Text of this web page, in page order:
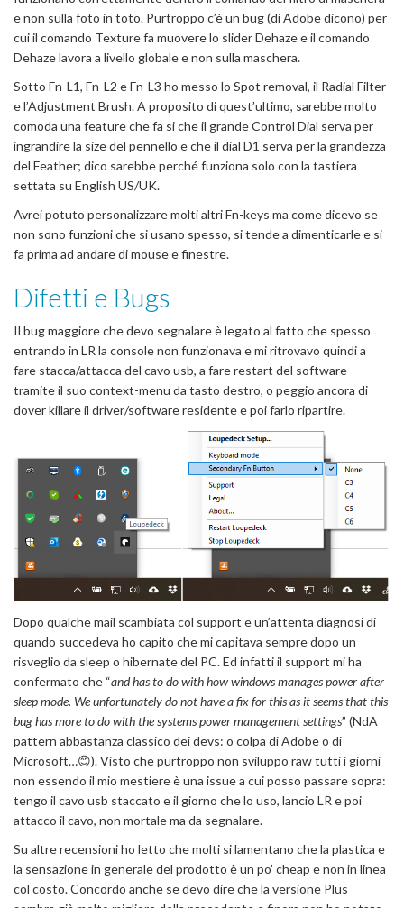
e non sulla foto in toto. Purtroppo c’è un bug (di Adobe dicono) per
cui il comando Texture fa muovere lo slider Dehaze e il comando
Dehaze lavora a livello globale e non sulla maschera.
Sotto Fn-L1, Fn-L2 e Fn-L3 ho messo lo Spot removal, il Radial Filter
e l’Adjustment Brush. A proposito di quest’ultimo, sarebbe molto
comoda una feature che fa si che il grande Control Dial serva per
ingrandire la size del pennello e che il dial D1 serva per la grandezza
del Feather; dico sarebbe perché funziona solo con la tastiera
settata su English US/UK.
Avrei potuto personalizzare molti altri Fn-keys ma come dicevo se
non sono funzioni che si usano spesso, si tende a dimenticarle e si
fa prima ad andare di mouse e finestre.
Difetti e Bugs
Il bug maggiore che devo segnalare è legato al fatto che spesso
entrando in LR la console non funzionava e mi ritrovavo quindi a
fare stacca/attacca del cavo usb, a fare restart del software
tramite il suo context-menu da tasto destro, o peggio ancora di
dover killare il driver/software residente e poi farlo ripartire.
Dopo qualche mail scambiata col support e un’attenta diagnosi di
quando succedeva ho capito che mi capitava sempre dopo un
risveglio da sleep o hibernate del PC. Ed infatti il support mi ha
confermato che “and has to do with how windows manages power after
sleep mode. We unfortunately do not have a fix for this as it seems that this
bug has more to do with the systems power management settings” (NdA
pattern abbastanza classico dei devs: o colpa di Adobe o di
Microsoft…😊). Visto che purtroppo non sviluppo raw tutti i giorni
non essendo il mio mestiere è una issue a cui posso passare sopra:
tengo il cavo usb staccato e il giorno che lo uso, lancio LR e poi
attacco il cavo, non mortale ma da segnalare.
Su altre recensioni ho letto che molti si lamentano che la plastica e
la sensazione in generale del prodotto è un po’ cheap e non in linea
col costo. Concordo anche se devo dire che la versione Plus